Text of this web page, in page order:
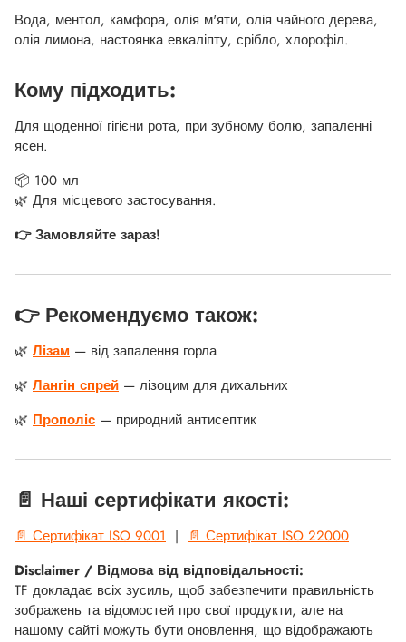
Вода, ментол, камфора, олія м'яти, олія чайного дерева,
олія лимона, настоянка евкаліпту, срібло, хлорофіл.
Кому підходить:
Для щоденної гігієни рота, при зубному болю, запаленні
ясен.
📦 100 мл
🌿 Для місцевого застосування.
👉 Замовляйте зараз!
👉 Рекомендуємо також:
🌿 Лізам — від запалення горла
🌿 Лангін спрей — лізоцим для дихальних
🌿 Прополіс — природний антисептик
📄 Наші сертифікати якості:
📄 Сертифікат ISO 9001 |
📄 Сертифікат ISO 22000
Disclaimer / Відмова від відповідальності:
TF докладає всіх зусиль, щоб забезпечити правильність
зображень та відомостей про свої продукти, але на
нашому сайті можуть бути оновлення, що відображають